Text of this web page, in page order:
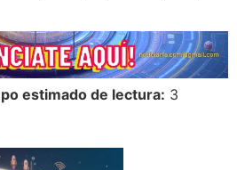
estimado de lectura: 3